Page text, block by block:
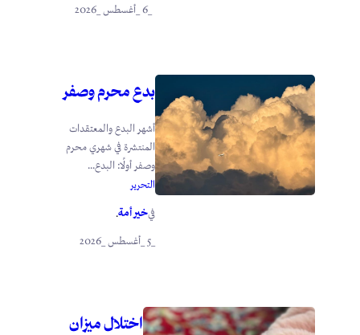
بدع محرم وصفر
أشهر البدع والمعتقدات
المنتشرة في شهري محرم
وصفر أولًا: البدع...
التحرير
فيخير أمة.
_5 _أغسطس _2026
اختلال ميزان